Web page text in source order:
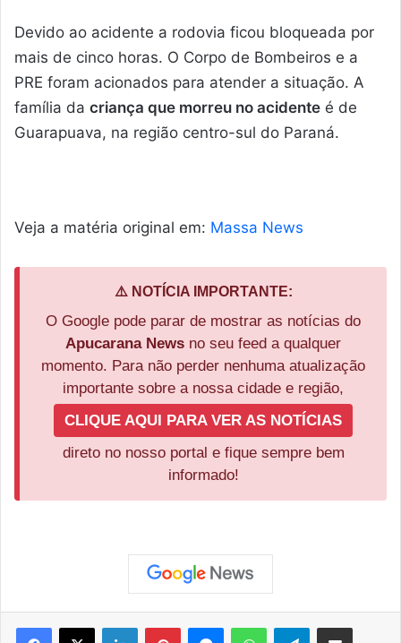
Devido ao acidente a rodovia ficou bloqueada por
mais de cinco horas. O Corpo de Bombeiros e a
PRE foram acionados para atender a situação. A
família da criança que morreu no acidente é de
Guarapuava, na região centro-sul do Paraná.
Veja a matéria original em: Massa News
⚠️ NOTÍCIA IMPORTANTE:
O Google pode parar de mostrar as notícias do
Apucarana News no seu feed a qualquer
momento. Para não perder nenhuma atualização
importante sobre a nossa cidade e região,
CLIQUE AQUI PARA VER AS NOTÍCIAS
direto no nosso portal e fique sempre bem
informado!
Facebook
X LinkedinPinterestMessengerWhatsAppTelegramCompartilhar via e-mail